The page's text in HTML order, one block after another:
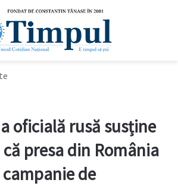
oficială rusă susține
presa din România
de